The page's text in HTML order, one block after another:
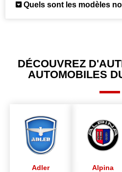
Quels sont les modèles
DÉCOUVREZ
AUTOMOBILES
Adler Alpina